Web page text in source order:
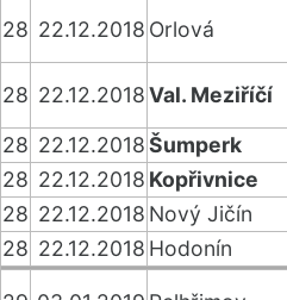
28 22.12.2018 Orlová
28 22.12.2018Val. Meziříčí
28 22.12.2018Šumperk
28 22.12.2018 Kopřivnice
28 22.12.2018 Nový Jičín
28 22.12.2018 Hodonín